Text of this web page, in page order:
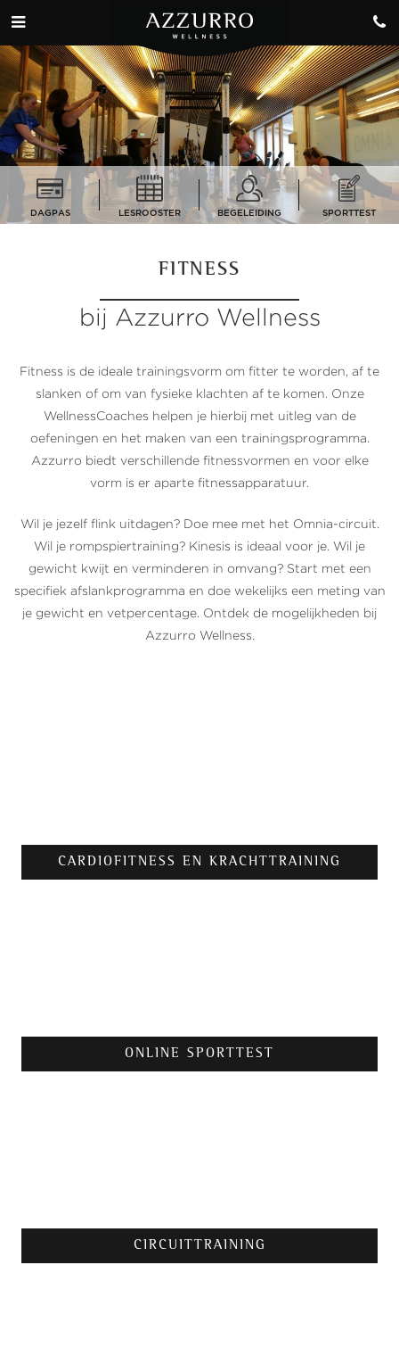
DAGPAS LESROOSTER BEGELEIDING SPORTTEST
FITNESS
bij Azzurro Wellness
Fitness is de ideale trainingsvorm om fitter te worden, af te
slanken of om van fysieke klachten af te komen. Onze
WellnessCoaches helpen je hierbij met uitleg van de
oefeningen en het maken van een trainingsprogramma.
Azzurro biedt verschillende fitnessvormen en voor elke
vorm is er aparte fitnessapparatuur.
Wil je jezelf flink uitdagen? Doe mee met het Omnia-circuit.
Wil je rompspiertraining? Kinesis is ideaal voor je. Wil je
gewicht kwijt en verminderen in omvang? Start met een
specifiek afslankprogramma en doe wekelijks een meting van
je gewicht en vetpercentage. Ontdek de mogelijkheden bij
Azzurro Wellness.
CARDIOFITNESS EN KRACHTTRAINING
ONLINE SPORTTEST
CIRCUITTRAINING